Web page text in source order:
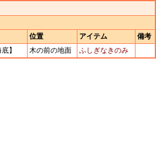
位置 アイテム
備考
】
木の前の地面 ふしぎなきのみ